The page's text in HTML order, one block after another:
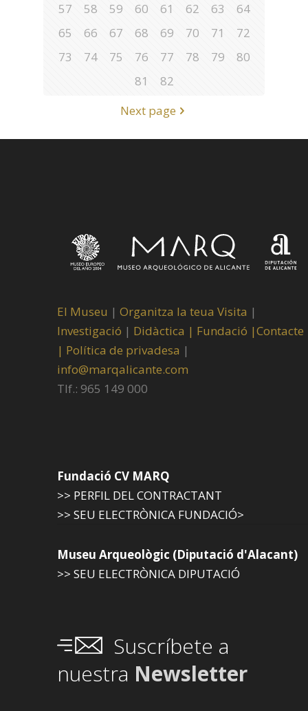
57
58 59 60 61 62 63
64
65
66 67 68 69 70 71
72
73
74 75 76 77 78 79
80
81
82
Next page
El Museu | Organitza la teua Visita |
Investigació | Didàctica | Fundació |Contacte
| Política de privadesa |
info@marqalicante.com
Tlf.: 965 149 000
Fundació CV MARQ
>> PERFIL DEL CONTRACTANT
>> SEU ELECTRÒNICA FUNDACIÓ>
Museu Arqueològic (Diputació d'Alacant)
>> SEU ELECTRÒNICA DIPUTACIÓ
Suscríbete a
nuestra Newsletter